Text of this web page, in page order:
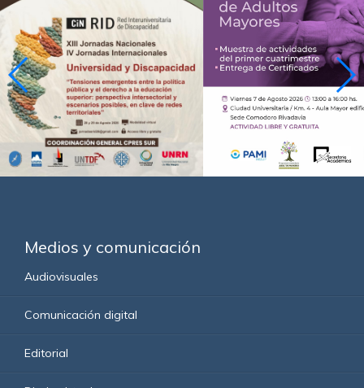
Medios y comunicación
Audiovisuales
Comunicación digital
Editorial